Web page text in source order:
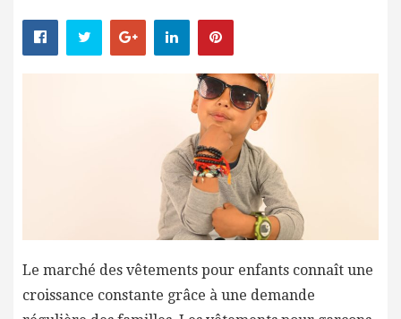
Le marché des vêtements pour enfants connaît une
croissance constante grâce à une demande